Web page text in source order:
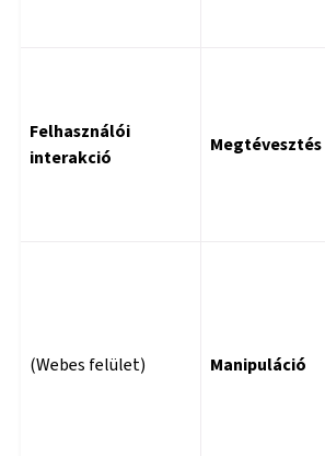
Felhasználói
interakció
Megtévesztés
(Webes felület) Manipuláció